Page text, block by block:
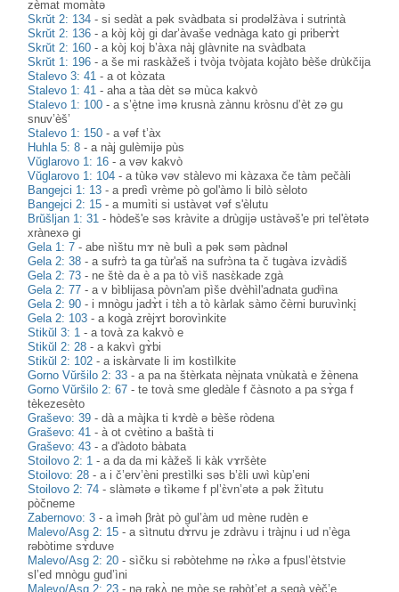
zèmat momàtə
Skrŭt 2: 134 -si sedàt a pək svàdbata si prodəlžàva i sutrintà
Skrŭt 2: 136 -a kòj kòj gi dar’àvaše vednàga kato gi priberɤ̀t
Skrŭt 2: 160 -a kòj koj b’àxa nàj glàvnite na svàdbata
Skrŭt 1: 196 -a še mi raskàžeš i tvòja tvòjata kojàto bèše drùkčija
Stalevo 3: 41 -a ot kòzata
Stalevo 1: 41 -aha a tàa dèt sə mùca kakvò
Stalevo 1: 100 -a s’è̝tne ìmə krusnà zànnu kròsnu d’èt zə gu
snuv’èš’
Stalevo 1: 150 -a vəf t’àx
Huhla 5: 8 -a nàj gulèmijə pùs
Vŭglarovo 1: 16 -a vəv kakvò
Vŭglarovo 1: 104 -a tùkə vəv stàlevo mi kàzaxa če tàm pečàli
Bangejci 1: 13 -a predì vrème pò gol'àmo li bilò sèloto
Bangejci 2: 15 -a mumìti si ustàvət vəf s'èlutu
Brŭšljan 1: 31 - hòdeš'e səs kràvite a drùgijə ustàvəš'e pri tel'ètətə
xrànexə gi
Gela 1: 7 -abe nìštu mɤ nè bulì a pək səm pàdnəl
Gela 2: 38 -a sufrɔ̀ ta ga tùr'aš na sufrɔ̀na ta č tugàva izvàdiš
Gela 2: 73 - ne štè da è a pa tò vìš nasɛ̀kade zgà
Gela 2: 77 -a v bìblijasa pòvn'am pìše dvèhìl'adnata gudᶤìna
Gela 2: 90 - i mnògu jadɤ̀t i tɛ̀h a tò kàrlak sàmo čèrni buruvìnki̥
Gela 2: 103 -a kogà zrèjɤt borovìnkite
Stikŭl 3: 1 -a tovà za kakvò e
Stikŭl 2: 28 -a kakvì gɤ̀bi
Stikŭl 2: 102 -a iskàrvate li im kostìlkite
Gorno Vŭršilo 2: 33 -a pa na štèrkata nèjnata vnùkatà e žènena
Gorno Vŭršilo 2: 67 -te tovà sme gledàle f čàsnoto a pa sɤ̀ga f
tèkezesèto
Graševo: 39 -dà a màjka ti kɤdè ə bèše ròdеna
Graševo: 41 -à ot cvètino a baštà ti
Graševo: 43 -a d'àdoto bàbata
Stoilovo 2: 1 -a da da mi kàžeš li kàk vɤršète
Stoilovo: 28 -a i č’erv’èni prestìlki səs b’ɛ̀li uwì kùp’eni
Stoilovo 2: 74 -slàmәtә ә tìkәme f pl’ɛ̀vn’әtә a pәk žìtutu
pòčneme
Zabernovo: 3 -a ìməh βràt pò gul’àm ud mène rudèn e
Malevo/Asg 2: 15 -a sìtnutu dɤ̀rvu je zdràvu i tràjnu i ud n’èga
rəbòtime sɤ̀duve
Malevo/Asg 2: 20 -sìčku si rəbòtehme nə rʌ̀kə a fpusl’ètstvie
sl’ed mnògu gud’ìni
Malevo/Asg 2: 23 - nə rəkʌ̀ ne mòe se rəbòt’et a segà vèč’e